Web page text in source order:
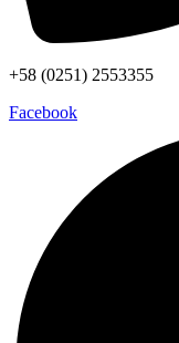
+58 (0251) 2553355
Facebook